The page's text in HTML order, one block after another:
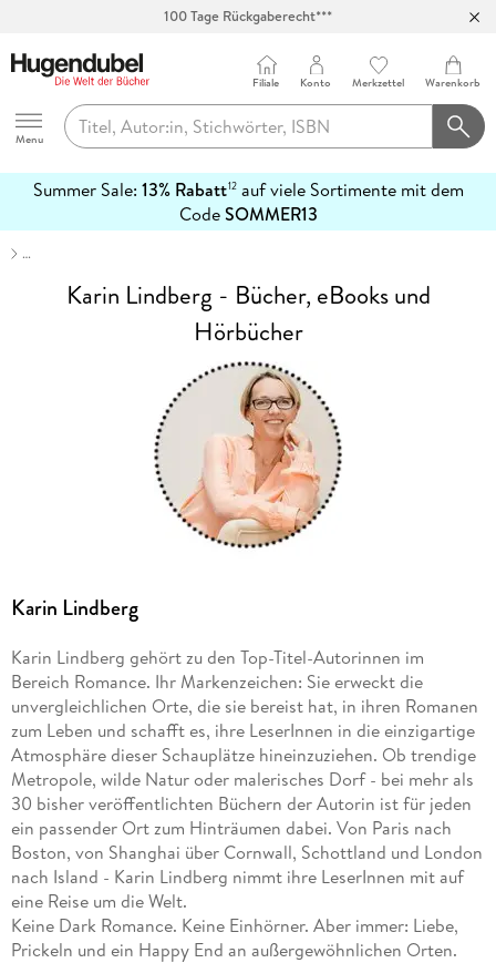
100 Tage Rückgaberecht***
Hugendubel
Menu
Filiale Konto Merkzettel Warenkorb
Summer Sale: 13% Rabatt12auf viele Sortimente mit dem
CodeSOMMER13
erfahren
…
Karin Lindberg - Bücher, eBooks und
Hörbücher
Karin Lindberg
Karin Lindberg gehört zu den Top-Titel-Autorinnen im
Bereich Romance. Ihr Markenzeichen: Sie erweckt die
unvergleichlichen Orte, die sie bereist hat, in ihren Romanen
zum Leben und schafft es, ihre LeserInnen in die einzigartige
Atmosphäre dieser Schauplätze hineinzuziehen. Ob trendige
Metropole, wilde Natur oder malerisches Dorf - bei mehr als
30 bisher veröffentlichten Büchern der Autorin ist für jeden
ein passender Ort zum Hinträumen dabei. Von Paris nach
Boston, von Shanghai über Cornwall, Schottland und London
nach Island - Karin Lindberg nimmt ihre LeserInnen mit auf
eine Reise um die Welt.
Keine Dark Romance. Keine Einhörner. Aber immer: Liebe,
Prickeln und ein Happy End an außergewöhnlichen Orten.